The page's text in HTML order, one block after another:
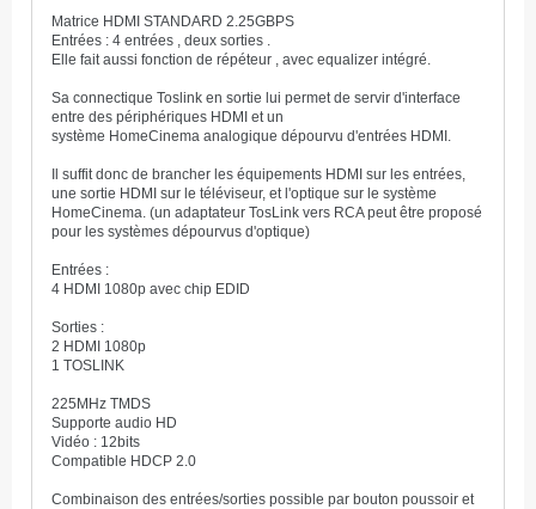
Matrice HDMI STANDARD 2.25GBPS
Entrées : 4 entrées , deux sorties .
Elle fait aussi fonction de répéteur , avec equalizer intégré.
Sa connectique Toslink en sortie lui permet de servir d'interface
entre des périphériques HDMI et un
système HomeCinema analogique dépourvu d'entrées HDMI.
Il suffit donc de brancher les équipements HDMI sur les entrées,
une sortie HDMI sur le téléviseur, et l'optique sur le système
HomeCinema. (un adaptateur TosLink vers RCA peut être proposé
pour les systèmes dépourvus d'optique)
Entrées :
4 HDMI 1080p avec chip EDID
Sorties :
2 HDMI 1080p
1 TOSLINK
225MHz TMDS
Supporte audio HD
Vidéo : 12bits
Compatible HDCP 2.0
Combinaison des entrées/sorties possible par bouton poussoir et